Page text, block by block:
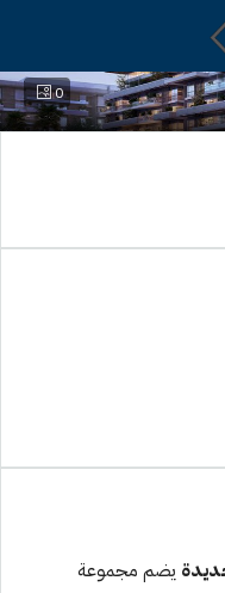
0
يضم مجموعة